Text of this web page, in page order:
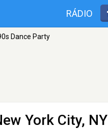
RÁDIO
Dance Party
York City, NY